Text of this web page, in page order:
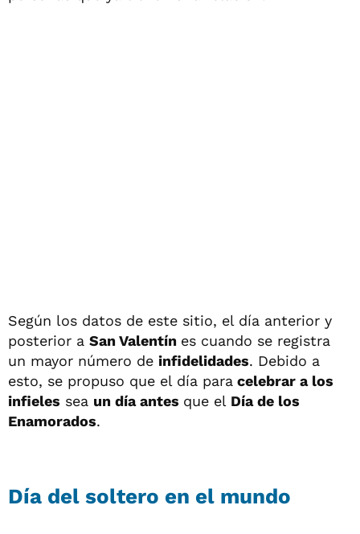
Según los datos de este sitio, el día anterior y
posterior a San Valentín es cuando se registra
un mayor número de infidelidades. Debido a
esto, se propuso que el día para celebrar a los
infieles sea un día antes que el Día de los
Enamorados.
Día del soltero en el mundo